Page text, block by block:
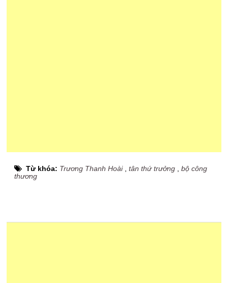
Từ khóa: Trương Thanh Hoài,tân thứ trưởng ,bộ công
thương